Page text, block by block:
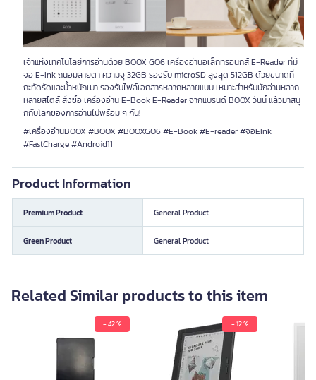
เจ้าแห่งเทคโนโลยีการอ่านด้วย BOOX GO6 เครื่องอ่านอิเล็กทรอนิกส์ E-Reader ที่มี
จอ E-Ink ถนอมสายตา ความจุ 32GB รองรับ microSD สูงสุด 512GB ด้วยขนาดที่
กะทัดรัดและน้ำหนักเบา รองรับไฟล์เอกสารหลากหลายแบบ เหมาะสำหรับนักอ่านหลาก
หลายสไตล์ สั่งซื้อ เครื่องอ่าน E-Book E-Reader จากแบรนด์ BOOX วันนี้ แล้วมาสนุ
กกับโลกของการอ่านไปพร้อม ๆ กัน!
#เครื่องอ่านBOOX #BOOX #BOOXGO6 #E-Book #E-reader #จอEInk
#FastCharge #Android11
Product Information
Premium Product General Product
Green Product General Product
Related Similar products to this item
- 42 % - 12 %